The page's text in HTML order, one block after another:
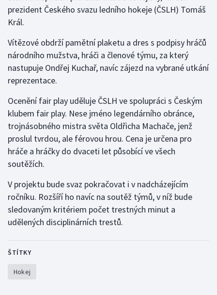
Judo
Krasobruslení
Lezení
Moderní pětiboj
Motorsport
Olympijské hry
Parasport
Plavání
Ragby
prezident Českého svazu ledního hokeje (ČSLH) Tomáš
Král.
Vítězové obdrží pamětní plaketu a dres s podpisy hráčů
národního mužstva, hráči a členové týmu, za který
nastupuje Ondřej Kuchař, navíc zájezd na vybrané utkání
reprezentace.
Ocenění fair play uděluje ČSLH ve spolupráci s Českým
klubem fair play. Nese jméno legendárního obránce,
trojnásobného mistra světa Oldřicha Machače, jenž
proslul tvrdou, ale férovou hrou. Cena je určena pro
hráče a hráčky do dvaceti let působící ve všech
soutěžích.
V projektu bude svaz pokračovat i v nadcházejícím
ročníku. Rozšíří ho navíc na soutěž týmů, v níž bude
sledovaným kritériem počet trestných minut a
udělených disciplinárních trestů.
ŠTÍTKY
Hokej